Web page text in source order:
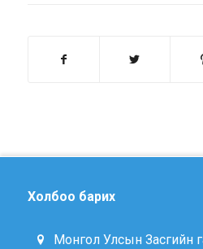
Холбоо барих
Монгол Улсын Засгийн